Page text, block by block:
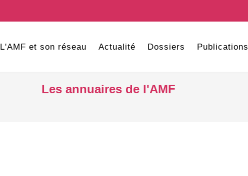
L'AMF et son réseau Actualité Dossiers Publications
Les annuaires de l'AMF